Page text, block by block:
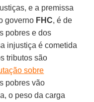
e a premissa
governo FHC, é de
pobres e dos
injustiça é cometida
tributos são
sobre
pobres vão
o peso da carga